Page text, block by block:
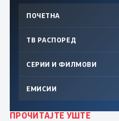
ПОЧЕТНА
ТВ РАСПОРЕД
СЕРИИ И ФИЛМОВИ
ЕМИСИИ
ПРОЧИТАЈТЕ УШТЕ